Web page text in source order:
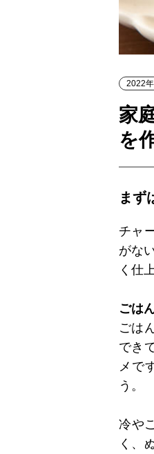
2022
家
を
まず
チャ
がな
く仕
ごは
ごは
でき
メで
う。
冷や
く、